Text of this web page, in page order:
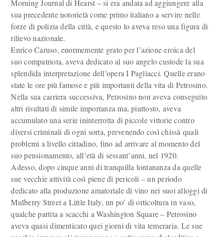
Morning Journal di Hearst – si era andata ad aggiungere alla
sua precedente notorietà come primo italiano a servire nelle
forze di polizia della città, e questo lo aveva reso una figura di
rilievo nazionale.
Enrico Caruso, enormemente grato per l’azione eroica del
suo compatriota, aveva dedicato al suo angelo custode la sua
splendida interpretazione dell’opera I Pagliacci. Quelle erano
state le ore più famose e più importanti della vita di Petrosino.
Nella sua carriera successiva, Petrosino non aveva conseguito
altri risultati di simile importanza ma, piuttosto, aveva
accumulato una serie ininterrotta di piccole vittorie contro
diversi criminali di ogni sorta, prevenendo così chissà quali
problemi a livello cittadino, fino ad arrivare al momento del
suo pensionamento, all’età di sessant’anni, nel 1920.
Adesso, dopo cinque anni di tranquilla lontananza da quelle
sue vecchie attività così piene di pericoli – un periodo
dedicato alla produzione amatoriale di vino nei suoi alloggi di
Mulberry Street a Little Italy, un po’ di orticoltura in vaso,
qualche partita a scacchi a Washington Square – Petrosino
aveva quasi dimenticato quei giorni di vita temeraria. Le sue